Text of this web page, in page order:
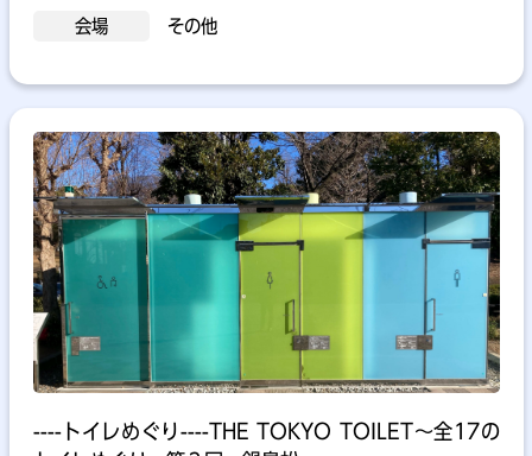
会場 その他
----トイレめぐり----THE TOKYO TOILET～全17の